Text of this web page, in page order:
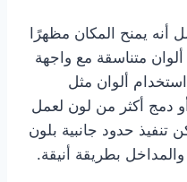
أنه يمنح المكان مظهرًا
ألوان متناسقة مع واجهة
استخدام ألوان مثل
أو دمج أكثر من لون لعمل
حدود جانبية بلون
بطريقة أنيقة.